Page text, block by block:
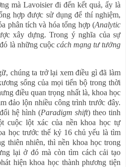
mà Lavoisier đi đến kết quả, ấy là
hợp được sử dụng để thí nghiệm,
phân tích và hóa tổng hợp (Analytic
xây dựng. Trong ý nghĩa của sự
là những cuộc cách mạng tư tưởng
chúng ta trở lại xem điều gì đã làm
sống của mọi tiến bộ trong thời
điều quan trọng nhất là, khoa học
đảo lộn nhiều công trình trước đây.
hệ hình (Paradigm shift) theo tinh
cuộc lột xác của nền khoa học tự
học trước thế kỷ 16 chủ yếu là tìm
thiên nhiên, thì nền khoa học trong
lại ở đó mà còn tìm cách cải tạo
hiện khoa học thành phương tiện